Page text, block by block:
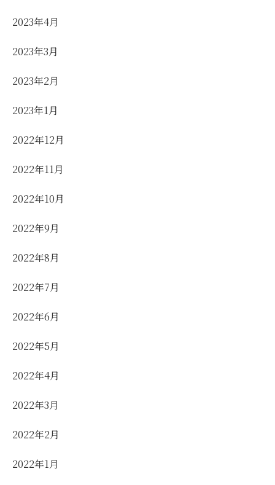
2023年4月
2023年3月
2023年2月
2023年1月
2022年12月
2022年11月
2022年10月
2022年9月
2022年8月
2022年7月
2022年6月
2022年5月
2022年4月
2022年3月
2022年2月
2022年1月